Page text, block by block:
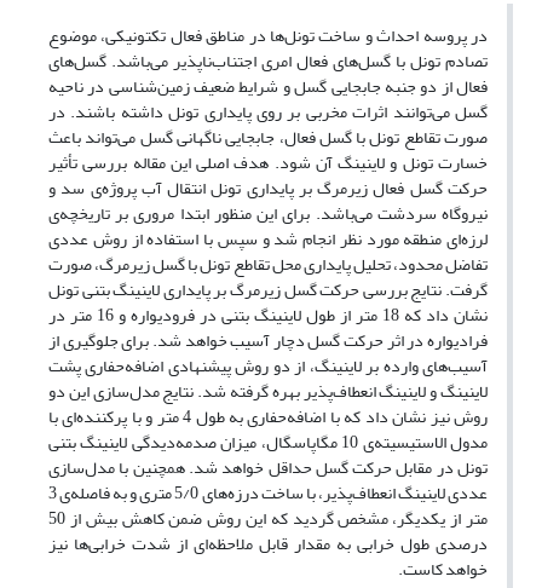
در پروسه احداث و ساخت تونل‌ها در مناطق فعال تکتونیکی، موضوع
تصادم تونل با گسل‌های فعال امری اجتناب‌ناپذیر می‌باشد. گسل‌های
فعال از دو جنبه جابجایی گسل و شرایط ضعیف زمین‌شناسی در ناحیه
گسل می‌توانند اثرات مخربی بر روی پایداری تونل داشته باشند. در
صورت تقاطع تونل با گسل فعال، جابجایی ناگهانی گسل می‌تواند باعث
خسارت تونل و لاینینگ آن شود. هدف اصلی این مقاله بررسی تأثیر
حرکت گسل‌ فعال زیرمرگ بر پایداری تونل انتقال آب پروژه‌ی سد و
نیروگاه سردشت می‌باشد. برای این منظور ابتدا مروری بر تاریخچه‌ی
لرزه‌ای منطقه مورد نظر انجام شد و سپس با استفاده از روش عددی
تفاضل محدود، تحلیل پایداری محل تقاطع تونل با گسل زیرمرگ، صورت
گرفت. نتایج بررسی حرکت گسل زیرمرگ بر پایداری لاینینگ بتنی تونل
نشان داد که 18 متر از طول لاینینگ بتنی در فرودیواره و 16 متر در
فرادیواره در اثر حرکت گسل دچار آسیب خواهد شد. برای جلوگیری از
آسیب‌های وارده بر لاینینگ، از دو روش پیشنهادی اضافه‌حفاری پشت
لاینینگ و لاینینگ انعطاف‌پذیر بهره گرفته شد. نتایج مدل‌سازی این دو
روش نیز نشان داد که با اضافه‌حفاری به طول 4 متر و با پرکننده‌ای با
مدول الاستیسیته‌ی 10 مگاپاسگال، میزان صدمه‌دیدگی لاینینگ بتنی
تونل در مقابل حرکت گسل حداقل خواهد شد. همچنین با مدل‌سازی
عددی لاینینگ انعطاف‌پذیر، با ساخت درزه‌های 5/0 متری و به فاصله‌ی 3
متر از یکدیگر، مشخص گردید که این روش ضمن کاهش بیش از 50
درصدی طول خرابی به مقدار قابل ملاحظه‌ای از شدت خرابی‌ها نیز
خواهد کاست.